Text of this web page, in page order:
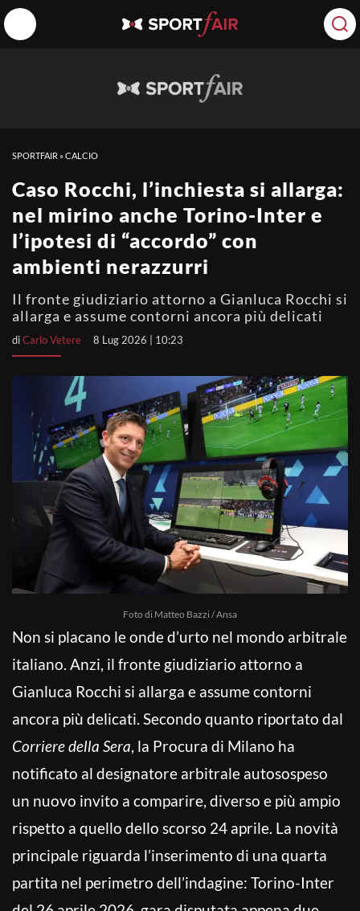
SPORTFAIR »CALCIO
Caso Rocchi, l’inchiesta si allarga:
nel mirino anche Torino-Inter e
l’ipotesi di “accordo” con
ambienti nerazzurri
Il fronte giudiziario attorno a Gianluca Rocchi si
allarga e assume contorni ancora più delicati
diCarlo Vetere 8 Lug 2026 | 10:23
Foto di Matteo Bazzi / Ansa
Non si placano le onde d’urto nel mondo arbitrale
italiano. Anzi, il fronte giudiziario attorno a
Gianluca Rocchi si allarga e assume contorni
ancora più delicati. Secondo quanto riportato dal
Corriere della Sera, la Procura di Milano ha
notificato al designatore arbitrale autosospeso
un nuovo invito a comparire, diverso e più ampio
rispetto a quello dello scorso 24 aprile. La novità
principale riguarda l’inserimento di una quarta
partita nel perimetro dell’indagine: Torino-Inter